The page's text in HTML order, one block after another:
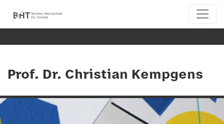
Prof. Dr. Christian Kempgens